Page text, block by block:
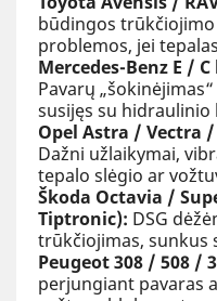
būdingos
problemos, jei
Mercedes-Benz E /
Pavarų
susijęs su
Opel Astra / Vectra
Dažni užlaikymai,
tepalo slėgio ar
Škoda Octavia /
Tiptronic): DSG
trūkčiojimas, sunkus
Peugeot 308 / 508 /
perjungiant pavaras